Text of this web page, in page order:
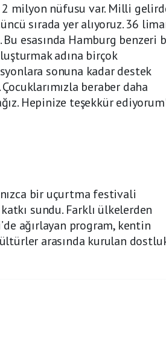
2 milyon nüfusu var. Milli
sırada yer alıyoruz. 36
esasında Hamburg benzeri
adına birçok
sonuna kadar destek
beraber daha
Hepinize teşekkür
bir uçurtma festivali
sundu. Farklı ülkelerden
ağırlayan program, kentin
arasında kurulan